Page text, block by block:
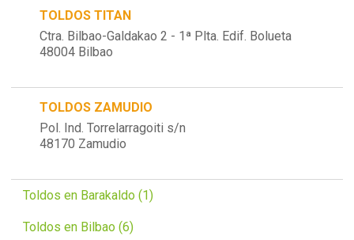
TOLDOS TITAN
Ctra. Bilbao-Galdakao 2 - 1ª Plta. Edif. Bolueta
48004 Bilbao
TOLDOS ZAMUDIO
Pol. Ind. Torrelarragoiti s/n
48170 Zamudio
Toldos en Barakaldo (1)
Toldos en Bilbao (6)